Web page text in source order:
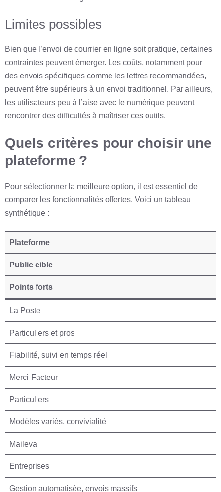
Limites possibles
Bien que l’envoi de courrier en ligne soit pratique, certaines
contraintes peuvent émerger. Les coûts, notamment pour
des envois spécifiques comme les lettres recommandées,
peuvent être supérieurs à un envoi traditionnel. Par ailleurs,
les utilisateurs peu à l’aise avec le numérique peuvent
rencontrer des difficultés à maîtriser ces outils.
Quels critères pour choisir une
plateforme ?
Pour sélectionner la meilleure option, il est essentiel de
comparer les fonctionnalités offertes. Voici un tableau
synthétique :
Plateforme
Public cible
Points forts
La Poste
Particuliers et pros
Fiabilité, suivi en temps réel
Merci-Facteur
Particuliers
Modèles variés, convivialité
Maileva
Entreprises
Gestion automatisée, envois massifs